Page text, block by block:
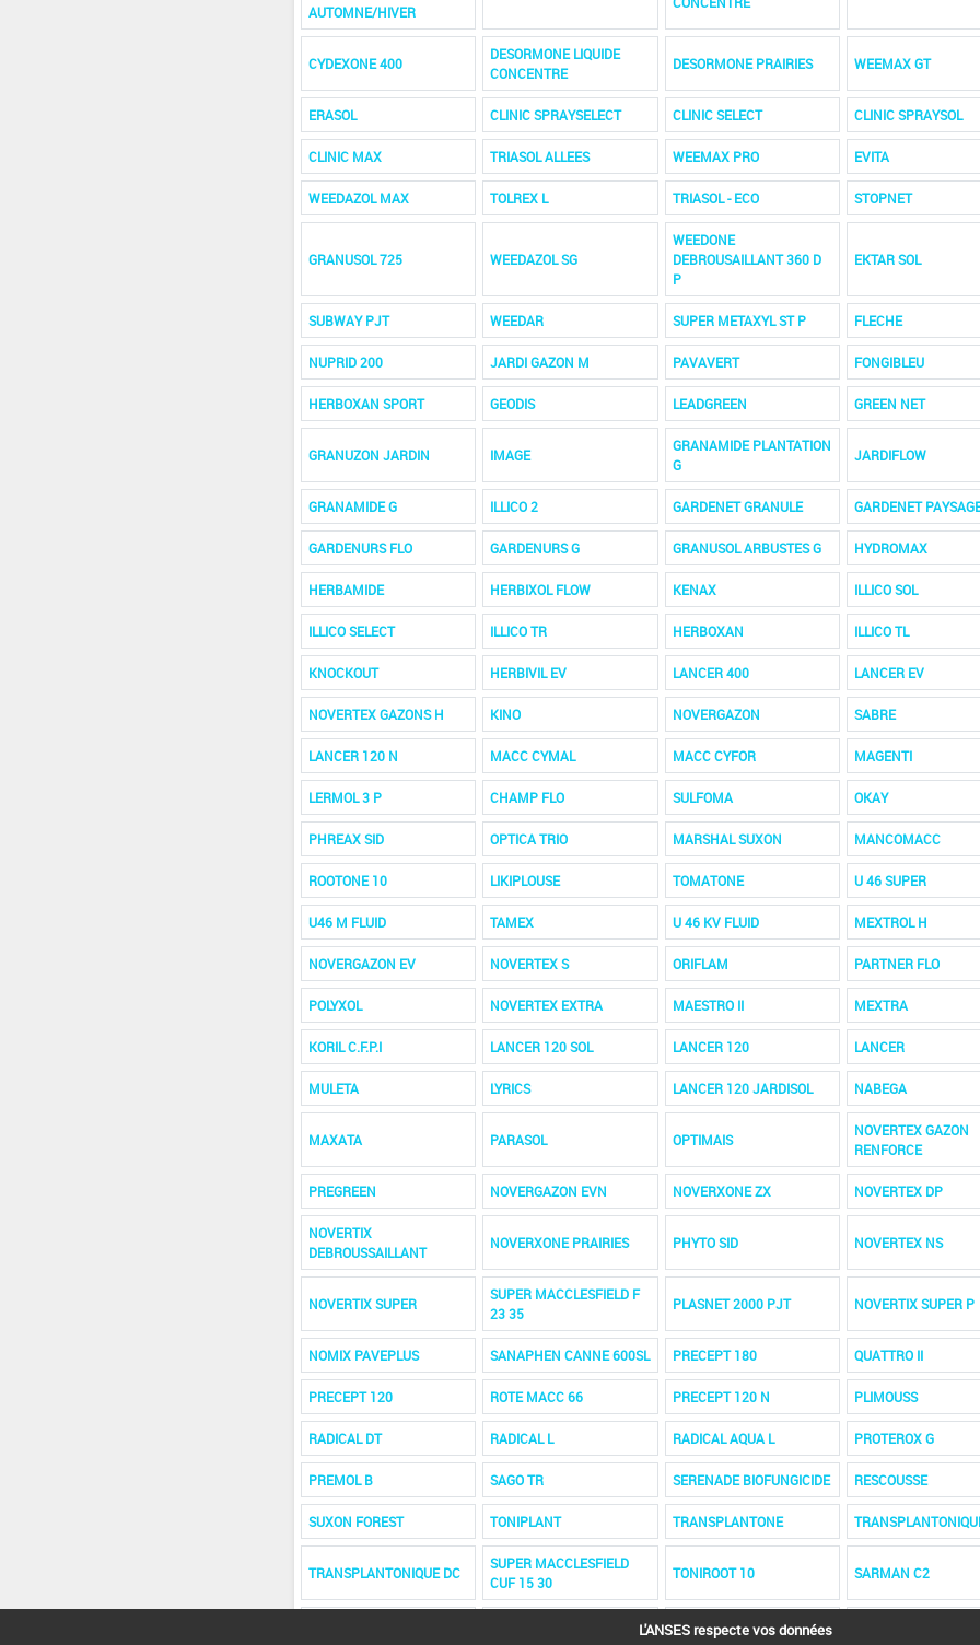
AUTOMNE/HIVER
CYDEXONE 400
DESORMONE LIQUIDE
CONCENTRE
DESORMONE PRAIRIES WEEMAX GT
ERASOL CLINIC SPRAYSELECT CLINIC SELECT CLINIC SPRAYSOL
CLINIC MAX TRIASOL ALLEES WEEMAX PRO EVITA
WEEDAZOL MAX TOLREX L TRIASOL - ECO STOPNET
GRANUSOL 725 WEEDAZOL SG
WEEDONE
DEBROUSAILLANT 360 D
P
EKTAR SOL
SUBWAY PJT WEEDAR SUPER METAXYL ST P FLECHE
NUPRID 200 JARDI GAZON M PAVAVERT FONGIBLEU
HERBOXAN SPORT GEODIS LEADGREEN GREEN NET
GRANUZON JARDIN IMAGE
GRANAMIDE PLANTATION
G
JARDIFLOW
GRANAMIDE G ILLICO 2 GARDENET GRANULE GARDENET
GARDENURS FLO GARDENURS G GRANUSOL ARBUSTES G HYDROMAX
HERBAMIDE HERBIXOL FLOW KENAX ILLICO SOL
ILLICO SELECT ILLICO TR HERBOXAN ILLICO TL
KNOCKOUT HERBIVIL EV LANCER 400 LANCER EV
NOVERTEX GAZONS H KINO NOVERGAZON SABRE
LANCER 120 N MACC CYMAL MACC CYFOR MAGENTI
LERMOL 3 P CHAMP FLO SULFOMA OKAY
PHREAX SID OPTICA TRIO MARSHAL SUXON MANCOMACC
ROOTONE 10 LIKIPLOUSE TOMATONE U 46 SUPER
U46 M FLUID TAMEX U 46 KV FLUID MEXTROL H
NOVERGAZON EV NOVERTEX S ORIFLAM PARTNER FLO
POLYXOL NOVERTEX EXTRA MAESTRO II MEXTRA
KORIL C.F.P.I LANCER 120 SOL LANCER 120 LANCER
MULETA LYRICS LANCER 120 JARDISOL NABEGA
MAXATA PARASOL OPTIMAIS
NOVERTEX GAZON
RENFORCE
PREGREEN NOVERGAZON EVN NOVERXONE ZX NOVERTEX DP
NOVERTIX
DEBROUSSAILLANT
NOVERXONE PRAIRIES PHYTO SID NOVERTEX NS
NOVERTIX SUPER
SUPER MACCLESFIELD F
23 35
PLASNET 2000 PJT NOVERTIX SUPER P
NOMIX PAVEPLUS SANAPHEN CANNE 600SL PRECEPT 180 QUATTRO II
PRECEPT 120 ROTE MACC 66 PRECEPT 120 N PLIMOUSS
RADICAL DT RADICAL L RADICAL AQUA L PROTEROX G
PREMOL B SAGO TR SERENADE BIOFUNGICIDE RESCOUSSE
SUXON FOREST TONIPLANT TRANSPLANTONE
TRANSPLANTONIQUE DC
SUPER MACCLESFIELD
CUF 15 30
TONIROOT 10 SARMAN C2
SARTAX 820
L'ANSES respecte vos données